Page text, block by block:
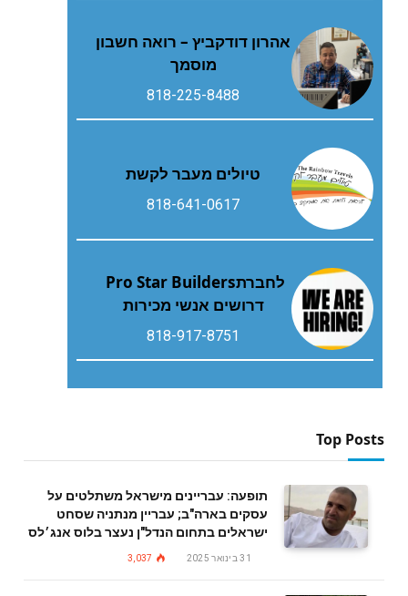
אהרון דודקביץ – רואה חשבון
מוסמך
818-225-8488
טיולים מעבר לקשת
818-641-0617
לחברת‭ ‬Pro Star Builders‭
‬דרושים‭ ‬אנשי‭ ‬מכירות
818-917-8751
Top Posts
תופעה: עבריינים מישראל משתלטים על
עסקים בארה"ב; עבריין מנתניה שסחט
ישראלים בתחום הנדל"ן נעצר בלוס אנג׳לס
31 בינואר 2025 3,037